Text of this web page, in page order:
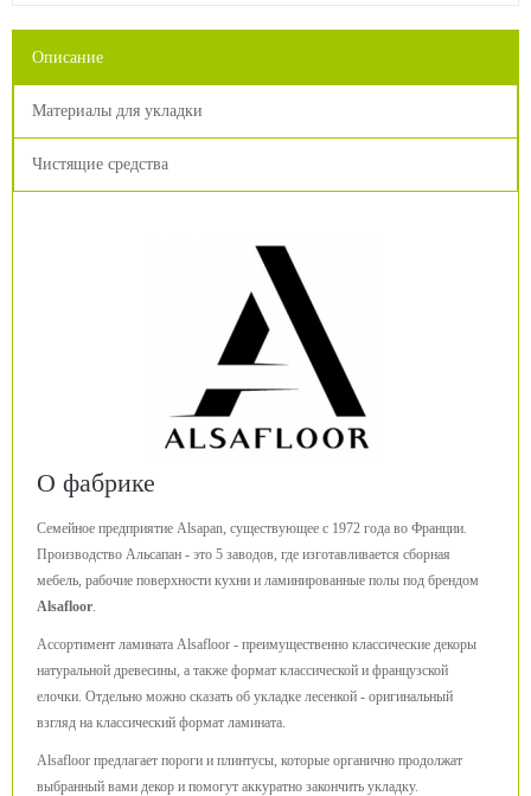
Описание
Материалы для укладки
Чистящие средства
О фабрике
Семейное предприятие Alsapan, существующее с 1972 года во Франции.
Производство Альсапан - это 5 заводов, где изготавливается сборная
мебель, рабочие поверхности кухни и ламинированные полы под брендом
Alsafloor.
Ассортимент ламината Alsafloor - преимущественно классические декоры
натуральной древесины, а также формат классической и французской
елочки. Отдельно можно сказать об укладке лесенкой - оригинальный
взгляд на классический формат ламината.
Alsafloor предлагает пороги и плинтусы, которые органично продолжат
выбранный вами декор и помогут аккуратно закончить укладку.